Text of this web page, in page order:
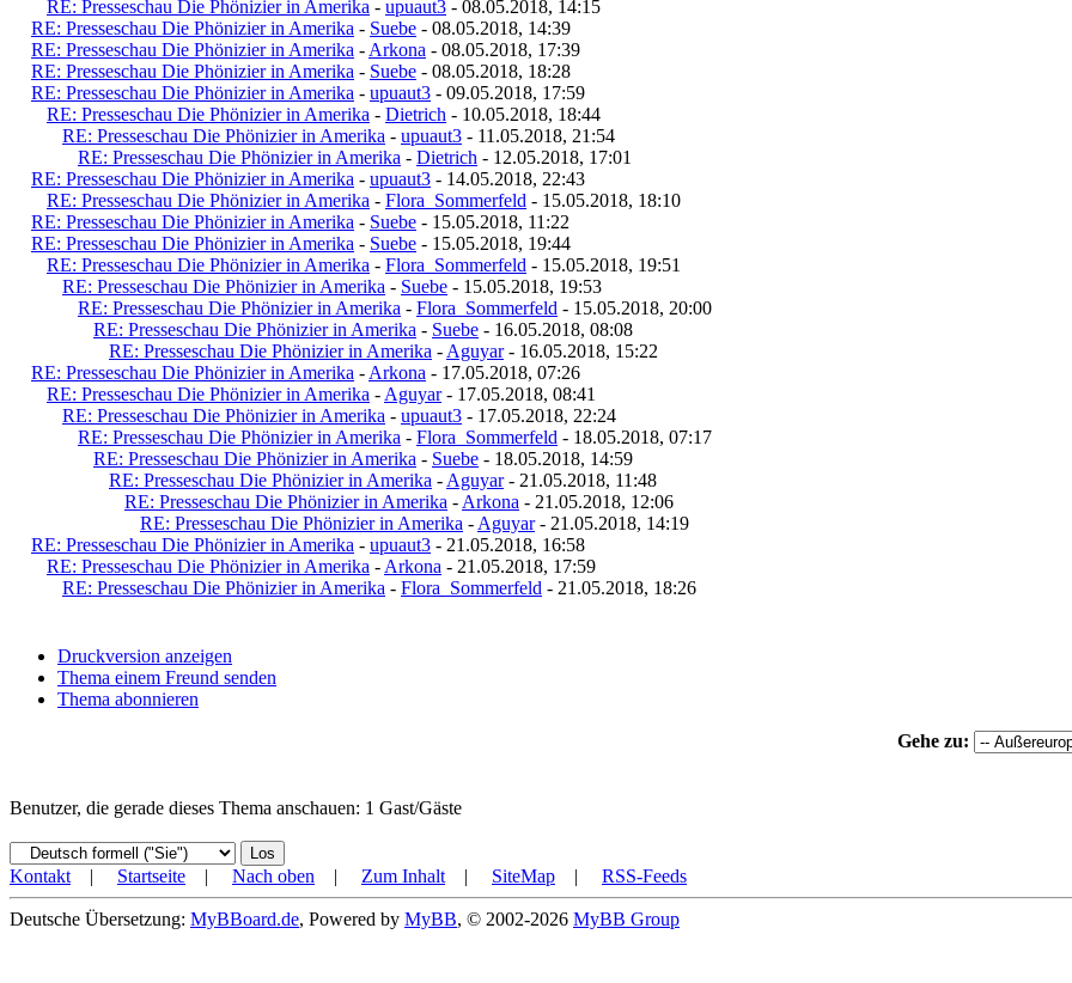
RE: Presseschau Die Phönizier in Amerika - upuaut3 - 08.05.2018, 14:15
RE: Presseschau Die Phönizier in Amerika - Suebe - 08.05.2018, 14:39
RE: Presseschau Die Phönizier in Amerika - Arkona - 08.05.2018, 17:39
RE: Presseschau Die Phönizier in Amerika - Suebe - 08.05.2018, 18:28
RE: Presseschau Die Phönizier in Amerika - upuaut3 - 09.05.2018, 17:59
RE: Presseschau Die Phönizier in Amerika - Dietrich - 10.05.2018, 18:44
RE: Presseschau Die Phönizier in Amerika - upuaut3 - 11.05.2018, 21:54
RE: Presseschau Die Phönizier in Amerika - Dietrich - 12.05.2018, 17:01
RE: Presseschau Die Phönizier in Amerika - upuaut3 - 14.05.2018, 22:43
RE: Presseschau Die Phönizier in Amerika - Flora_Sommerfeld - 15.05.2018, 18:10
RE: Presseschau Die Phönizier in Amerika - Suebe - 15.05.2018, 11:22
RE: Presseschau Die Phönizier in Amerika - Suebe - 15.05.2018, 19:44
RE: Presseschau Die Phönizier in Amerika - Flora_Sommerfeld - 15.05.2018, 19:51
RE: Presseschau Die Phönizier in Amerika - Suebe - 15.05.2018, 19:53
RE: Presseschau Die Phönizier in Amerika - Flora_Sommerfeld - 15.05.2018, 20:00
RE: Presseschau Die Phönizier in Amerika - Suebe - 16.05.2018, 08:08
RE: Presseschau Die Phönizier in Amerika - Aguyar- 16.05.2018, 15:22
RE: Presseschau Die Phönizier in Amerika - Arkona - 17.05.2018, 07:26
RE: Presseschau Die Phönizier in Amerika - Aguyar- 17.05.2018, 08:41
RE: Presseschau Die Phönizier in Amerika - upuaut3 - 17.05.2018, 22:24
RE: Presseschau Die Phönizier in Amerika - Flora_Sommerfeld - 18.05.2018, 07:17
RE: Presseschau Die Phönizier in Amerika - Suebe - 18.05.2018, 14:59
RE: Presseschau Die Phönizier in Amerika - Aguyar- 21.05.2018, 11:48
RE: Presseschau Die Phönizier in Amerika - Arkona - 21.05.2018, 12:06
RE: Presseschau Die Phönizier in Amerika - Aguyar- 21.05.2018, 14:19
RE: Presseschau Die Phönizier in Amerika - upuaut3 - 21.05.2018, 16:58
RE: Presseschau Die Phönizier in Amerika - Arkona - 21.05.2018, 17:59
RE: Presseschau Die Phönizier in Amerika - Flora_Sommerfeld - 21.05.2018, 18:26
Druckversion anzeigen
Thema einem Freund senden
Thema abonnieren
Gehe zu:
Benutzer, die gerade dieses Thema anschauen: 1 Gast/Gäste
Kontakt | Startseite | Nach oben | Zum Inhalt | SiteMap | RSS-Feeds
Deutsche Übersetzung: MyBBoard.de, Powered by MyBB, © 2002-2026 MyBB Group